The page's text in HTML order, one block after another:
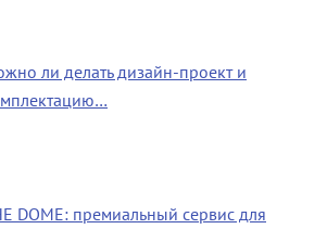
ли делать дизайн-проект и
DOME: премиальный сервис для